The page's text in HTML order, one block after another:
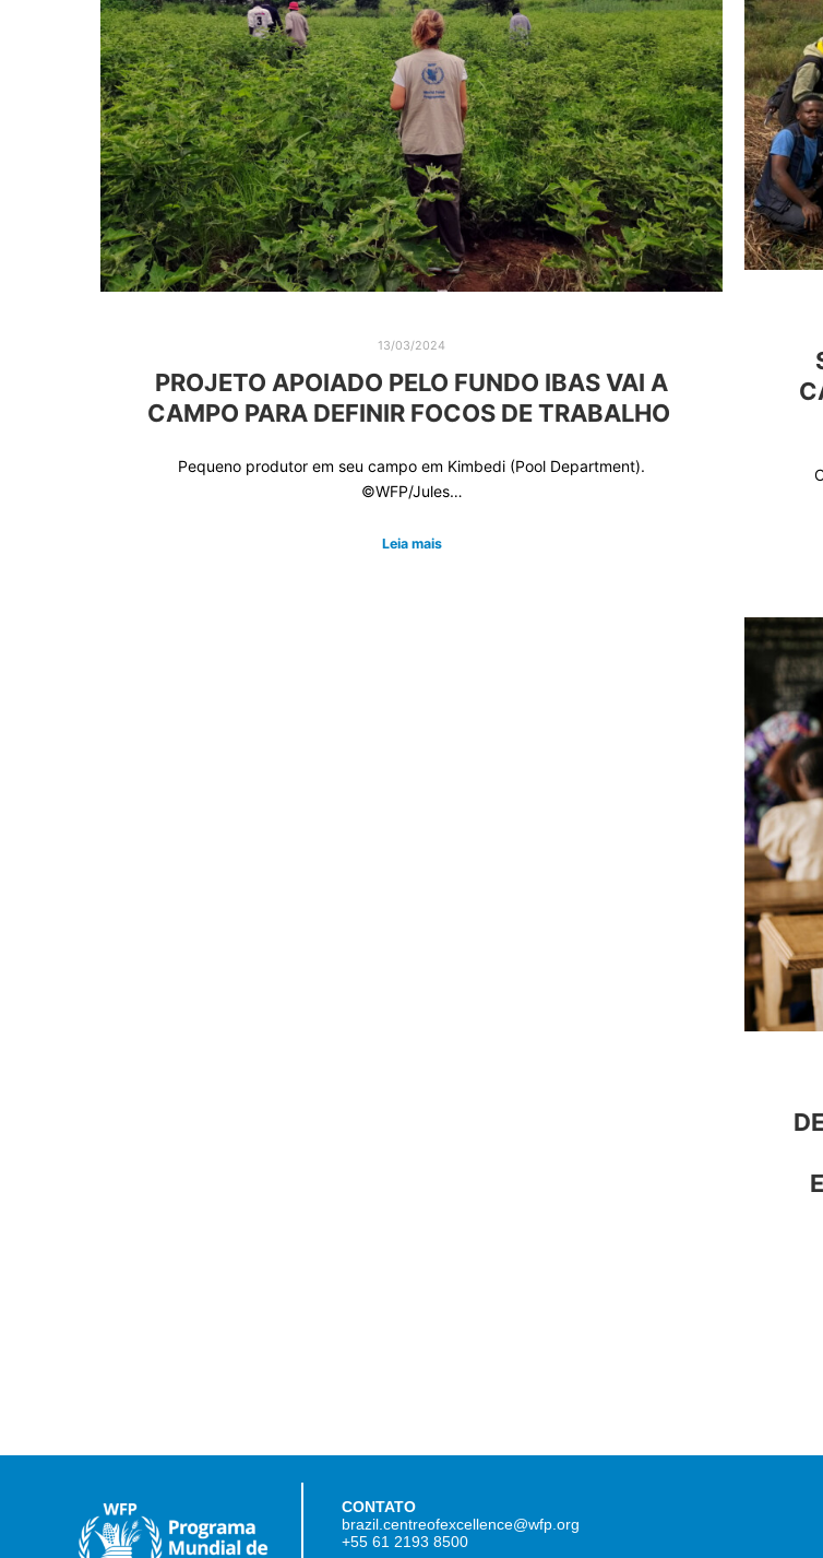
13/03/2024
PROJETO APOIADO PELO FUNDO IBAS VAI A
CAMPO PARA DEFINIR FOCOS DE TRABALHO
Pequeno produtor em seu campo em Kimbedi (Pool Department).
©WFP/Jules…
Leia mais
CONTATO
brazil.centreofexcellence@wfp.org
+55 61 2193 8500